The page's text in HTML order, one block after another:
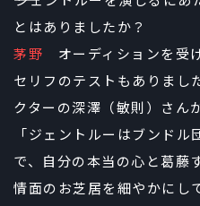
とはありましたか？
茅野 オーディションを受
セリフのテストもありまし
クターの深澤（敏則）さん
「ジェントルーはブンド
で、自分の本当の心と葛藤
情面のお芝居を細やかにし